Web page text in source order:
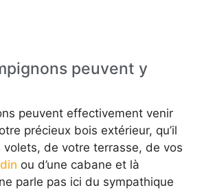
peuvent y
peuvent effectivement venir
précieux bois extérieur, qu’il
volets, de votre terrasse, de vos
ou d’une cabane et là
parle pas ici du sympathique